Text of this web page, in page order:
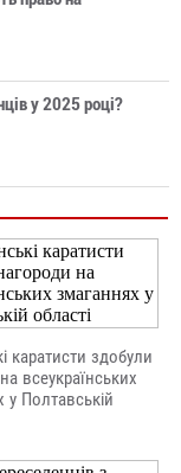
у 2025 році?
каратисти здобули
всеукраїнських
у Полтавській